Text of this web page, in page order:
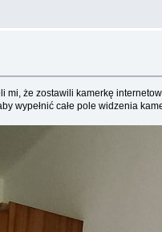
że zostawili kamerkę
wypełnić całe pole widzenia